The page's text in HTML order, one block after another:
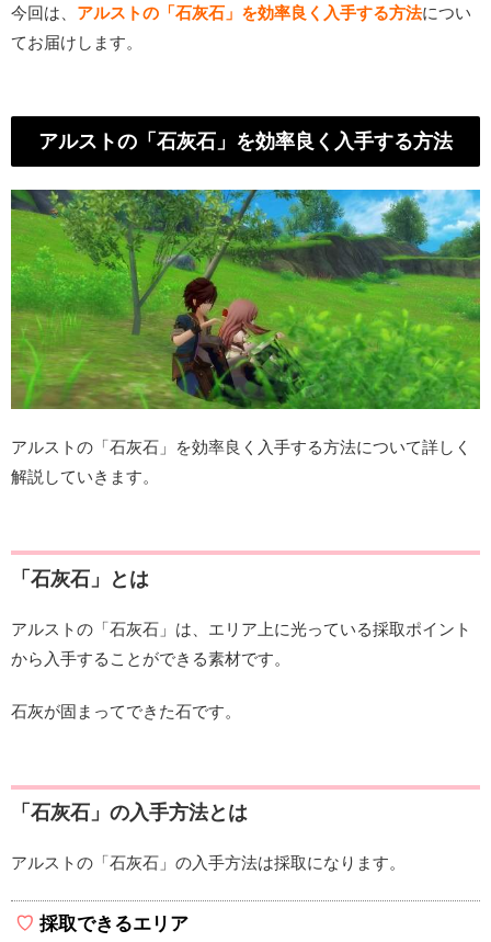
今回は、 アルストの「石灰石」を効率良く入手する方法につい
てお届けします。
アルストの「石灰石」を効率良く入手する方法
アルストの「石灰石」を効率良く入手する方法について詳しく
解説していきます。
「石灰石」とは
アルストの「石灰石」は、エリア上に光っている採取ポイント
から入手することができる素材です。
石灰が固まってできた石です。
「石灰石」の入手方法とは
アルストの「石灰石」の入手方法は採取になります。
採取できるエリア